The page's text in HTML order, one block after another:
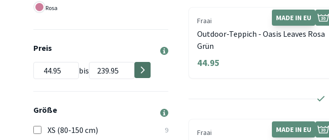
Rosa
Preis
bis
Größe
XS (80-150 cm)
9
MADE IN EU
Fraai
Outdoor-Teppich - Oasis Leaves Rosa
Grün
44.95
MADE IN EU
Fraai